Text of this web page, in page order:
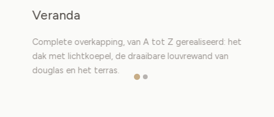
Veranda
Complete overkapping, van A tot Z gerealiseerd: het
dak met lichtkoepel, de draaibare louvrewand van
douglas en het terras.